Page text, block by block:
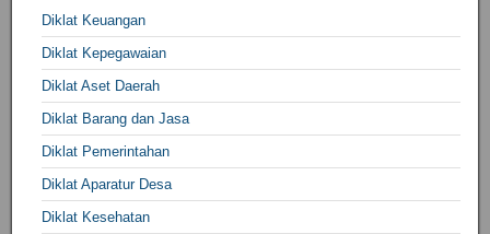
Diklat Keuangan
Diklat Kepegawaian
Diklat Aset Daerah
Diklat Barang dan Jasa
Diklat Pemerintahan
Diklat Aparatur Desa
Diklat Kesehatan